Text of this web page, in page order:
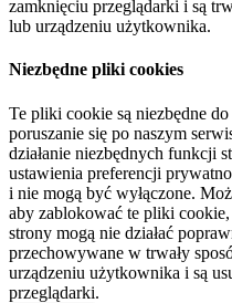
zamknięciu przeglądarki i są
lub urządzeniu użytkownika.
Niezbędne pliki cookies
Te pliki cookie są niezbędne
poruszanie się po naszym
działanie niezbędnych funkcji
ustawienia preferencji
i nie mogą być wyłączone.
aby zablokować te pliki
strony mogą nie działać
przechowywane w trwały
urządzeniu użytkownika i są
przeglądarki.